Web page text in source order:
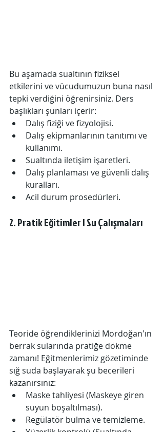
Bu aşamada sualtının fiziksel
etkilerini ve vücudumuzun buna nasıl
tepki verdiğini öğrenirsiniz. Ders
başlıkları şunları içerir:
Dalış fiziği ve fizyolojisi.
Dalış ekipmanlarının tanıtımı ve
kullanımı.
Sualtında iletişim işaretleri.
Dalış planlaması ve güvenli dalış
kuralları.
Acil durum prosedürleri.
2. Pratik Eğitimler | Su Çalışmaları
Teoride öğrendiklerinizi Mordoğan'ın
berrak sularında pratiğe dökme
zamanı! Eğitmenlerimiz gözetiminde
sığ suda başlayarak şu becerileri
kazanırsınız:
Maske tahliyesi (Maskeye giren
suyun boşaltılması).
Regülatör bulma ve temizleme.